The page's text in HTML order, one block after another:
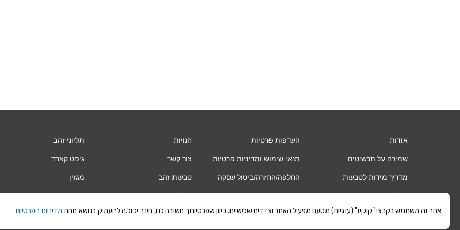
אודות
שמירה על תכשיטים
מדריך מידות לטבעות
החשבון שלי
העדפות פרטיות
תנאי שימוש ומדיניות פרטיות
החלפה/החזרה/ביטול עסקה
משלוחים
חנויות
צור קשר
טבעות זהב
צמידי זהב
תליוני זהב
גיפט קארד
מגזין
אתר זה משתמש בקבצי "קוקיז" (עוגיות) מטעם מפעיל האתר וצדדים שלישיים. כיוון שפרטיותך חשובה לנו, הינך יכול.ה להעמיק בנושא תחת מדיניות הפרטיות